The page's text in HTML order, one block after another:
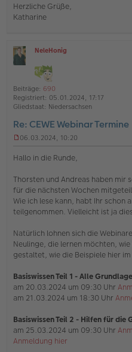
Herzliche Grüße,
Katharine
ff
n
e
NeleHonig
Beiträge: 690
Registriert: 05.01.2024, 17:17
Gliedstaat: Niedersachsen
Re: CEWE Webinar Termine
g
l
e
s
e
n
r
B
e
r
a
g
06.03.2024, 10:20
Hallo in die Runde,
Thorsten und Andreas haben mir
für die nächsten Wochen
Wie ich lese kann, habt Ihr schon
teilgenommen. Vielleicht ist ja
Natürlich lohnen sich die
Neulinge, die lernen möchten,
gestaltet, wie die Beispiele hier
Basiswissen Teil 1 - Alle
am 20.03.2024 um 09:30 Uhr
am 21.03.2024 um 18:30 Uhr
Basiswissen Teil 2 - Hilfen für die
am 25.03.2024 um 09:30 Uhr
Anmeldung hier